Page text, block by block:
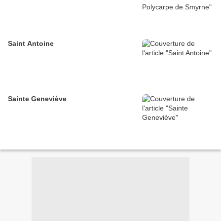
Saint Antoine
Sainte Geneviève